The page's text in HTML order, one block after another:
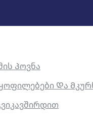
Პოვნა
Და